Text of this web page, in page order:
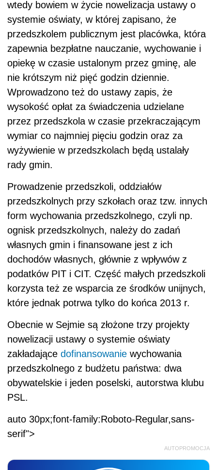
wtedy bowiem w życie nowelizacja ustawy o
systemie oświaty, w której zapisano, że
przedszkolem publicznym jest placówka, która
zapewnia bezpłatne nauczanie, wychowanie i
opiekę w czasie ustalonym przez gminę, ale
nie krótszym niż pięć godzin dziennie.
Wprowadzono też do ustawy zapis, że
wysokość opłat za świadczenia udzielane
przez przedszkola w czasie przekraczającym
wymiar co najmniej pięciu godzin oraz za
wyżywienie w przedszkolach będą ustalały
rady gmin.
Prowadzenie przedszkoli, oddziałów
przedszkolnych przy szkołach oraz tzw. innych
form wychowania przedszkolnego, czyli np.
ognisk przedszkolnych, należy do zadań
własnych gmin i finansowane jest z ich
dochodów własnych, głównie z wpływów z
podatków PIT i CIT. Część małych przedszkoli
korzysta też ze wsparcia ze środków unijnych,
które jednak potrwa tylko do końca 2013 r.
Obecnie w Sejmie są złożone trzy projekty
nowelizacji ustawy o systemie oświaty
zakładające dofinansowanie wychowania
przedszkolnego z budżetu państwa: dwa
obywatelskie i jeden poselski, autorstwa klubu
PSL.
auto 30px;font-family:Roboto-Regular,sans-
serif">
AUTOPROMOCJA